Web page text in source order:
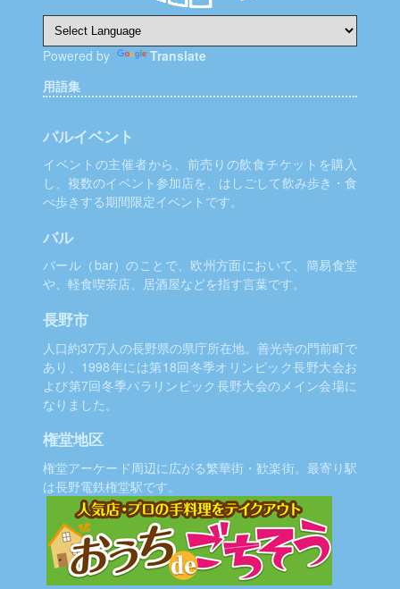
Powered by
Translate
用語集
バルイベント
イベントの主催者から、前売りの飲食チケットを購入
し、複数のイベント参加店を、はしごして飲み歩き・食
べ歩きする期間限定イベントです。
バル
バール（bar）のことで、欧州方面において、簡易食堂
や、軽食喫茶店、居酒屋などを指す言葉です。
長野市
人口約37万人の長野県の県庁所在地。善光寺の門前町で
あり、1998年には第18回冬季オリンピック長野大会お
よび第7回冬季パラリンピック長野大会のメイン会場に
なりました。
権堂地区
権堂アーケード周辺に広がる繁華街・歓楽街。最寄り駅
は長野電鉄権堂駅です。